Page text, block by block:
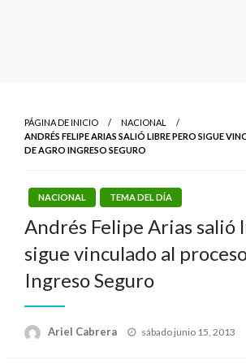
PÁGINA DE INICIO
NACIONAL
ANDRÉS FELIPE ARIAS SALIÓ LIBRE PERO SIGUE
DE AGRO INGRESO SEGURO
NACIONAL TEMA DEL DÍA
Andrés Felipe Arias salió
sigue vinculado al
Ingreso Seguro
Ariel Cabrera
Publicado
sábado junio 15, 2013